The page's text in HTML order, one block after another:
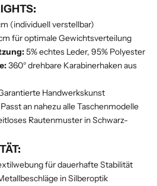
(individuell verstellbar)
für optimale Gewichtsverteilung
5% echtes Leder, 95% Polyester
360° drehbare Karabinerhaken aus
Handwerkskunst
Passt an nahezu alle Taschenmodelle
Rautenmuster in Schwarz-
für dauerhafte Stabilität
in Silberoptik